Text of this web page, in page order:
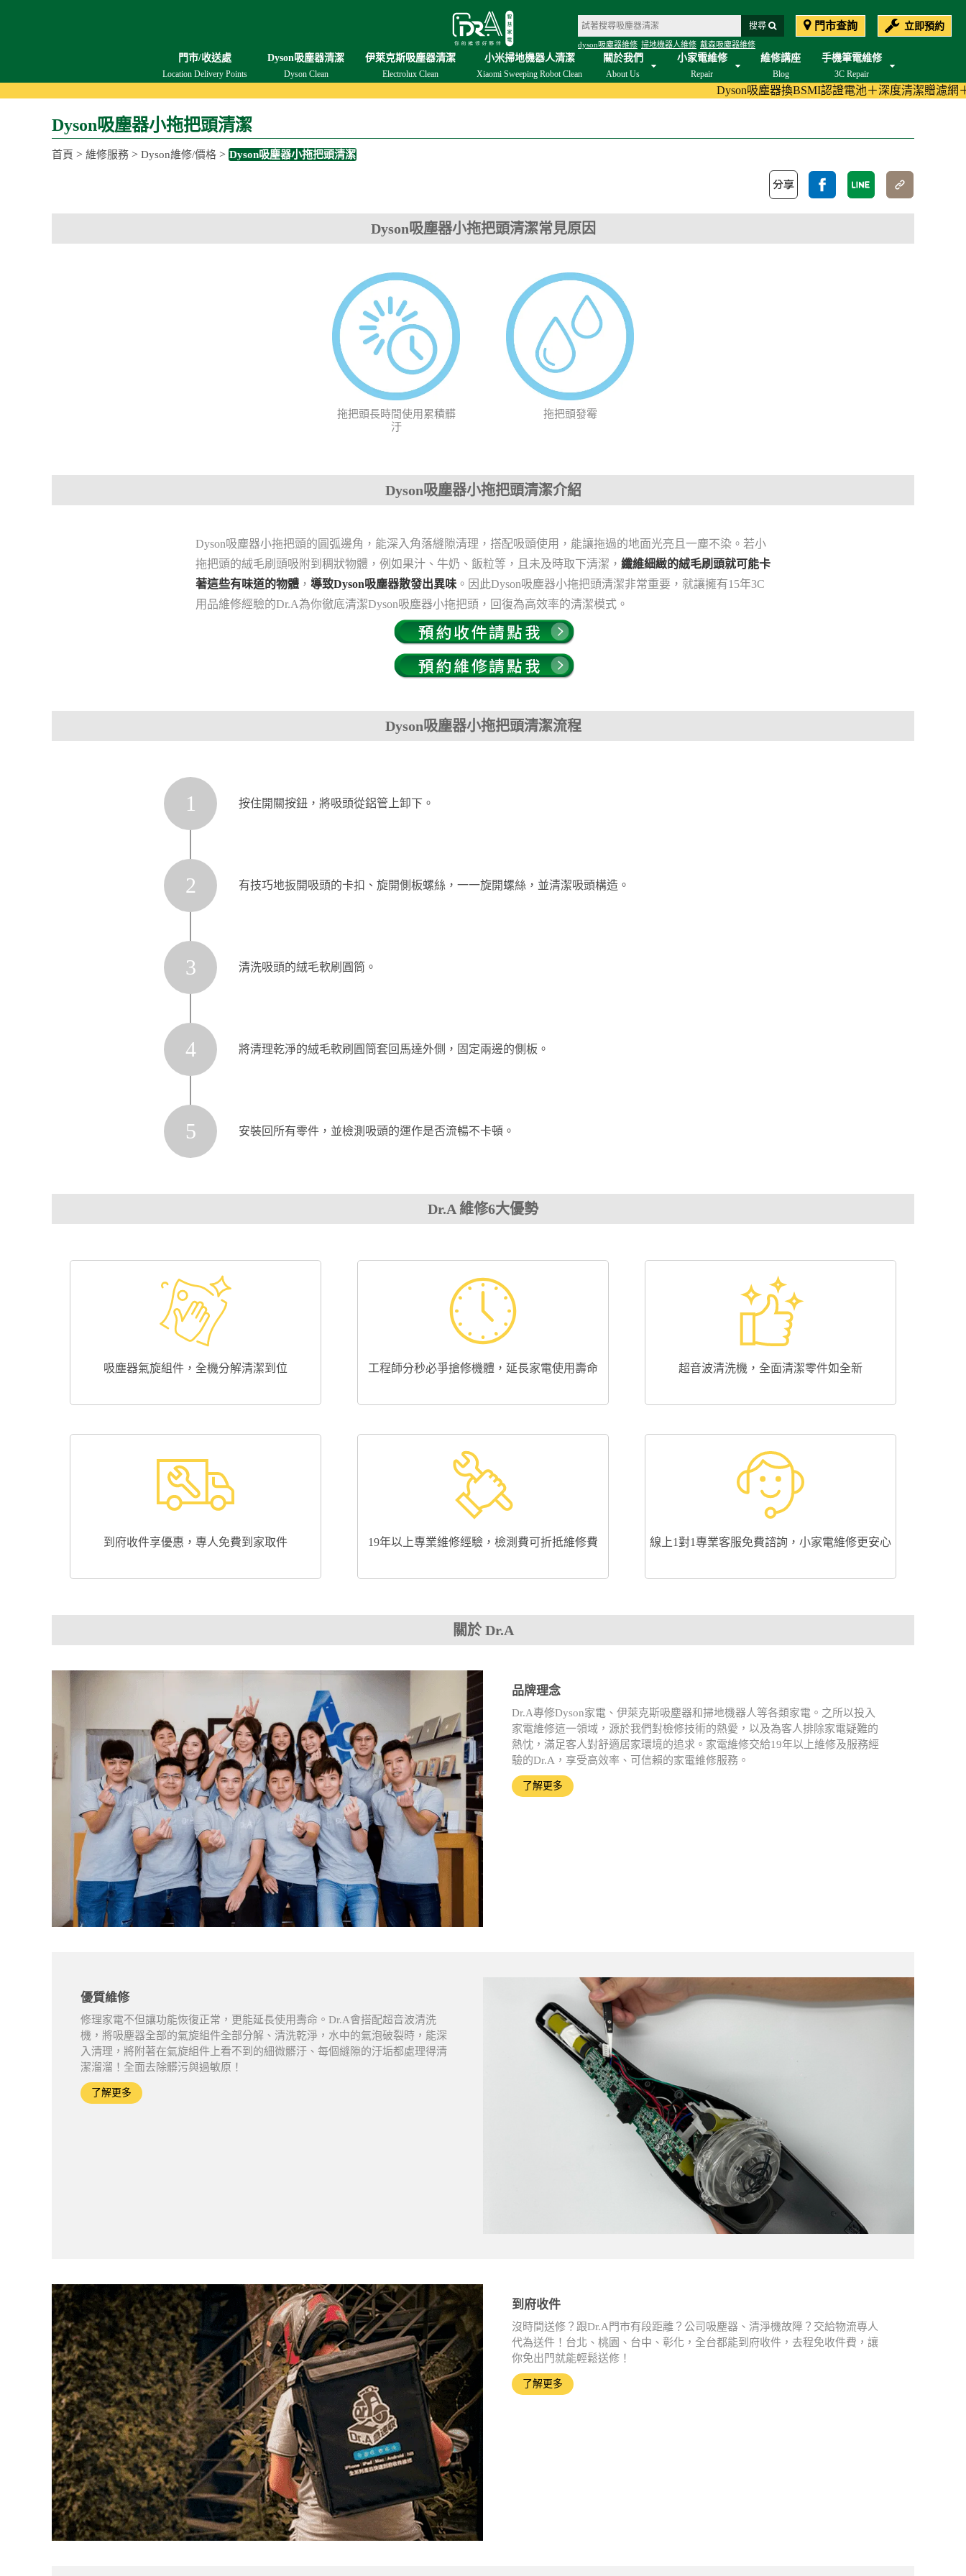
門市查詢 立即預約
搜尋
dyson吸塵器維修 掃地機器人維修 戴森吸塵器維修
門市/收送處
Location Delivery Points
Dyson吸塵器清潔
Dyson Clean
伊萊克斯吸塵器清潔
Electrolux Clean
小米掃地機器人清潔
Xiaomi Sweeping Robot Clean
關於我們
About Us
小家電維修
Repair
維修講座
Blog
手機筆電維修
3C Repair
Dyson吸塵器換BSMI認證電池＋深度清潔贈濾網＋加碼至180天
Dyson吸塵器小拖把頭清潔
首頁 > 維修服務 > Dyson維修/價格 > Dyson吸塵器小拖把頭清潔
Dyson吸塵器小拖把頭清潔常見原因
拖把頭長時間使用累積髒
汙
拖把頭發霉
Dyson吸塵器小拖把頭清潔介紹
Dyson吸塵器小拖把頭的圓弧邊角，能深入角落縫隙清理，搭配吸頭使用，能讓拖過的地面光亮且一塵不染。若小
拖把頭的絨毛刷頭吸附到稠狀物體，例如果汁、牛奶、飯粒等，且未及時取下清潔， 纖維細緻的絨毛刷頭就可能卡
著這些有味道的物體 ， 導致Dyson吸塵器散發出異味 。因此Dyson吸塵器小拖把頭清潔非常重要，就讓擁有15年3C
用品維修經驗的Dr.A為你徹底清潔Dyson吸塵器小拖把頭，回復為高效率的清潔模式。
Dyson吸塵器小拖把頭清潔流程
1 按住開關按鈕，將吸頭從鋁管上卸下。
2 有技巧地扳開吸頭的卡扣、旋開側板螺絲，一一旋開螺絲，並清潔吸頭構造。
3 清洗吸頭的絨毛軟刷圓筒。
4 將清理乾淨的絨毛軟刷圓筒套回馬達外側，固定兩邊的側板。
5 安裝回所有零件，並檢測吸頭的運作是否流暢不卡頓。
Dr.A 維修6大優勢
吸塵器氣旋組件，全機分解清潔到位 工程師分秒必爭搶修機體，延長家電使用壽命 超音波清洗機，全面清潔零件如全新
到府收件享優惠，專人免費到家取件 19年以上專業維修經驗，檢測費可折抵維修費 線上1對1專業客服免費諮詢，小家電維修更安心
關於 Dr.A
品牌理念
Dr.A專修Dyson家電、伊萊克斯吸塵器和掃地機器人等各類家電。之所以投入
家電維修這一領域，源於我們對檢修技術的熱愛，以及為客人排除家電疑難的
熱忱，滿足客人對舒適居家環境的追求。家電維修交給19年以上維修及服務經
驗的Dr.A，享受高效率、可信賴的家電維修服務。
了解更多
優質維修
修理家電不但讓功能恢復正常，更能延長使用壽命。Dr.A會搭配超音波清洗
機，將吸塵器全部的氣旋組件全部分解、清洗乾淨，水中的氣泡破裂時，能深
入清理，將附著在氣旋組件上看不到的細微髒汙、每個縫隙的汙垢都處理得清
潔溜溜！全面去除髒污與過敏原！
了解更多
到府收件
沒時間送修？跟Dr.A門市有段距離？公司吸塵器、清淨機故障？交給物流專人
代為送件！台北、桃園、台中、彰化，全台都能到府收件，去程免收件費，讓
你免出門就能輕鬆送修！
了解更多